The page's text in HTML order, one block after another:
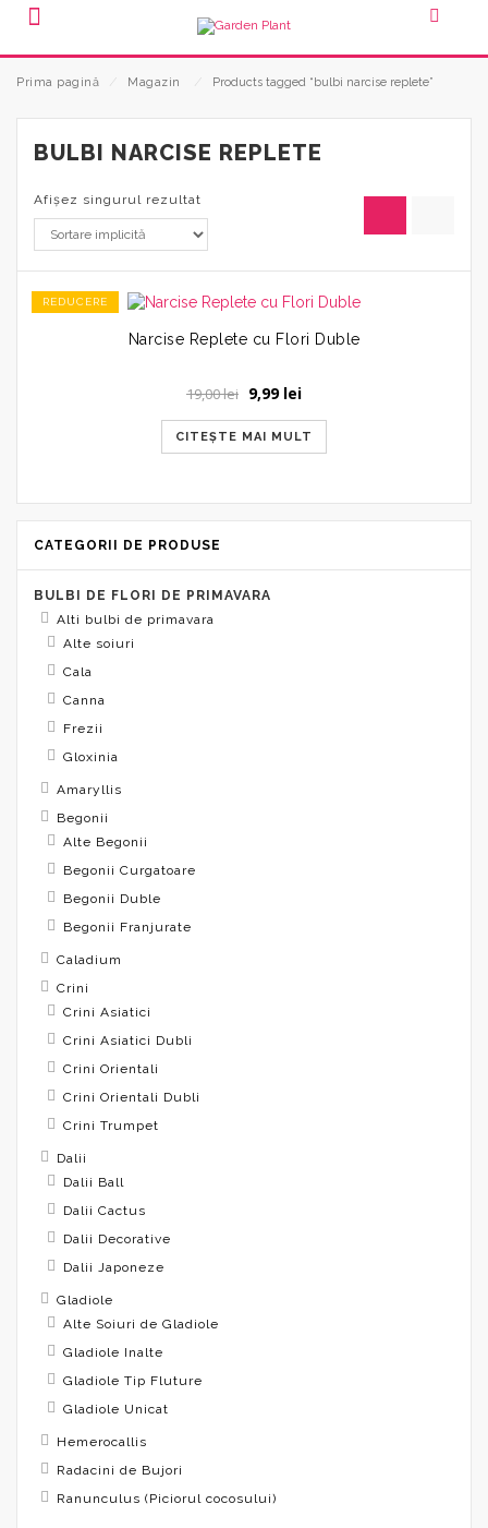
Prima pagină Magazin Products tagged “bulbi narcise replete”
BULBI NARCISE REPLETE
Afișez singurul rezultat
REDUCERE
Narcise Replete cu Flori Duble
19,00lei Prețul
a
fost:
9,99 leiPrețul
este:
9,99 lei.
CITEȘTE MAI MULT
CATEGORII DE PRODUSE
BULBI DE FLORI DE PRIMAVARA
Alti bulbi de primavara
Alte soiuri
Cala
Canna
Frezii
Gloxinia
Amaryllis
Begonii
Alte Begonii
Begonii Curgatoare
Begonii Duble
Begonii Franjurate
Caladium
Crini
Crini Asiatici
Crini Asiatici Dubli
Crini Orientali
Crini Orientali Dubli
Crini Trumpet
Dalii
Dalii Ball
Dalii Cactus
Dalii Decorative
Dalii Japoneze
Gladiole
Alte Soiuri de Gladiole
Gladiole Inalte
Gladiole Tip Fluture
Gladiole Unicat
Hemerocallis
Radacini de Bujori
Ranunculus (Piciorul cocosului)